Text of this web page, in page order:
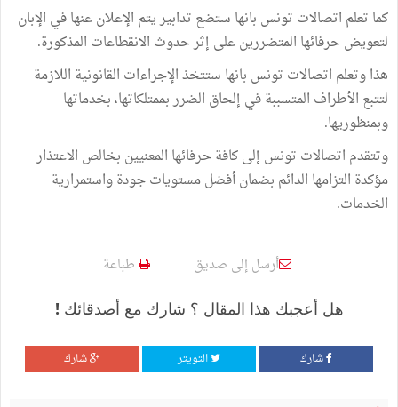
كما تعلم اتصالات تونس بانها ستضع تدابير يتم الإعلان عنها في الإبان
لتعويض حرفائها المتضررين على إثر حدوث الانقطاعات المذكورة.
هذا وتعلم اتصالات تونس بانها ستتخذ الإجراءات القانونية اللازمة
لتتبع الأطراف المتسببة في إلحاق الضرر بممتلكاتها، بخدماتها
وبمنظوريها.
وتتقدم اتصالات تونس إلى كافة حرفائها المعنيين بخالص الاعتذار
مؤكدة التزامها الدائم بضمان أفضل مستويات جودة واستمرارية
الخدمات.
أرسل إلى صديق طباعة
هل أعجبك هذا المقال ؟ شارك مع أصدقائك !
شارك التويتر شارك